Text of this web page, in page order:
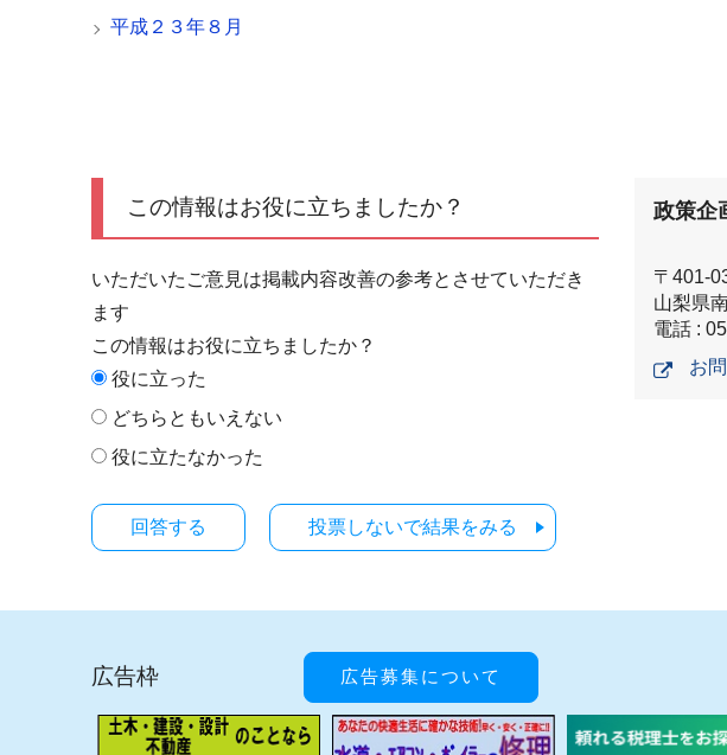
平成２３年８月
この情報はお役に立ちましたか？
いただいたご意見は掲載内容改善の参考とさせていただき
ます
この情報はお役に立ちましたか？
役に立った
どちらともいえない
役に立たなかった
投票しないで結果をみる
政策企
〒401-
山梨県
電話 :
お
広告枠 広告募集について